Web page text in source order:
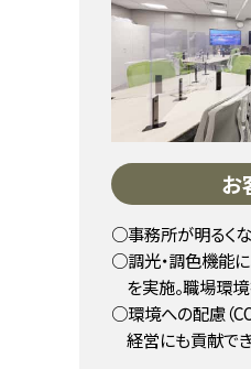
お
事務所が明るくな
調光・調色機能
を実施。職場環
環境への配慮（
経営にも貢献でき